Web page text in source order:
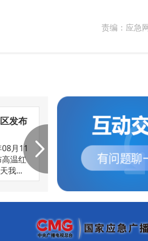
责编： 应急
发布
月11
温红
我...
江苏省泰州市发布高
泰州市气象台2022年08
日17时36分继续发布高
色预警信号：预计明天白